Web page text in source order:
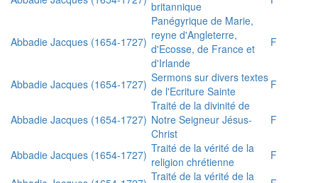
britannique
Abbadie Jacques (1654-1727)
Panégyrique de Marie,
reyne d'Angleterre,
d'Ecosse, de France et
d'Irlande
F
Abbadie Jacques (1654-1727) Sermons sur divers textes
de l'Ecriture Sainte
F
Abbadie Jacques (1654-1727)
Traité de la divinité de
Notre Seigneur Jésus-
Christ
F
Abbadie Jacques (1654-1727) Traité de la vérité de la
religion chrétienne
F
Traité de la vérité de la